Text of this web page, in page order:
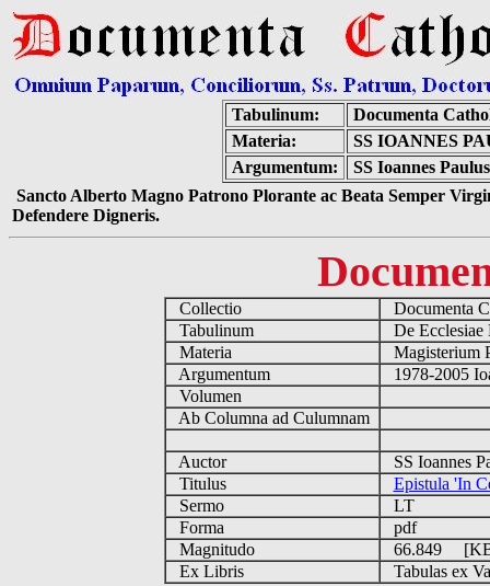
Tabulinum:
Documenta
Materia:
SS IOANNES
Argumentum:
SS Ioannes
Sancto Alberto Magno Patrono Plorante ac Beata Semper
Defendere Digneris.
Collectio
Documenta
Tabulinum
De
Materia
Magisterium
Argumentum
1978-2005
Volumen
Ab Columna ad Culumnam
Auctor
SS Ioannes
Titulus
Epistula 'In
Sermo
LT
Forma
pdf
Magnitudo
66.849
Ex Libris
Tabulas ex